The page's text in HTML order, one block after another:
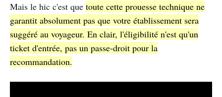
Mais le hic c'est que toute cette prouesse technique ne
garantit absolument pas que votre établissement sera
suggéré au voyageur. En clair, l'éligibilité n'est qu'un
ticket d'entrée, pas un passe-droit pour la
recommandation.